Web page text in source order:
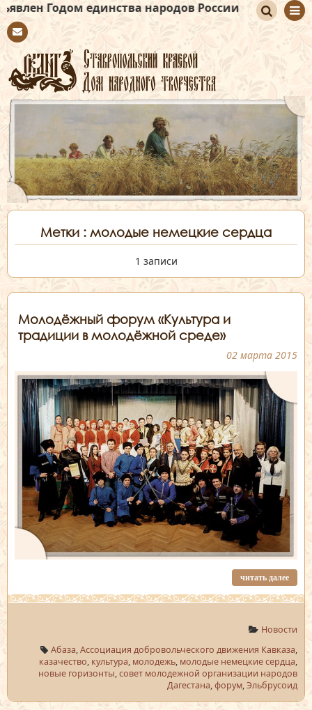
единства народов России
tact
иск
Метки : молодые немецкие сердца
1 записи
Молодёжный форум «Культура и
традиции в молодёжной среде»
02 марта 2015
читать далее
Новости
Абаза,Ассоциация добровольческого движения Кавказа,
казачество, культура, молодежь, молодые немецкие сердца,
новые горизонты,совет молодежной организации народов
Дагестана,форум,Эльбрусоид